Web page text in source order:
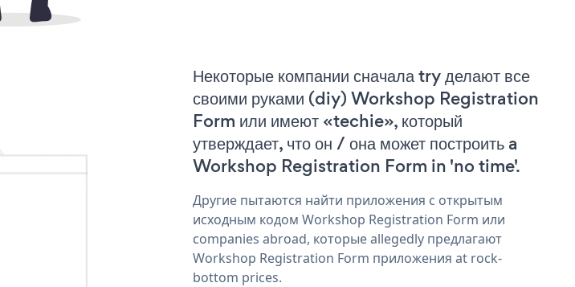
Некоторые компании сначала try делают все
своими руками (diy) Workshop Registration
Form или имеют «techie», который
утверждает, что он / она может построить a
Workshop Registration Form in 'no time'.
Другие пытаются найти приложения с открытым
исходным кодом Workshop Registration Form или
companies abroad, которые allegedly предлагают
Workshop Registration Form приложения at rock-
bottom prices.